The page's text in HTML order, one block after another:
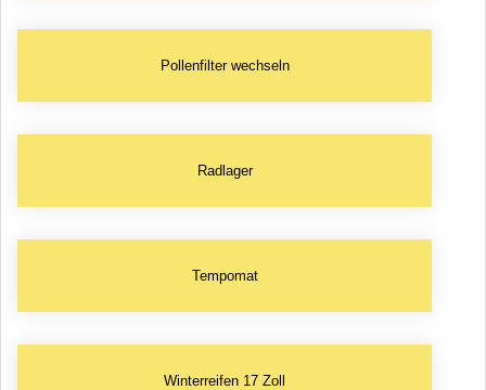
Pollenfilter wechseln
Radlager
Tempomat
Winterreifen 17 Zoll